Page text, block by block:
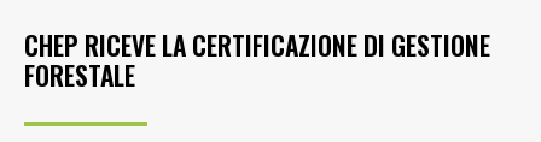
CHEP RICEVE LA CERTIFICAZIONE DI GESTIONE
FORESTALE